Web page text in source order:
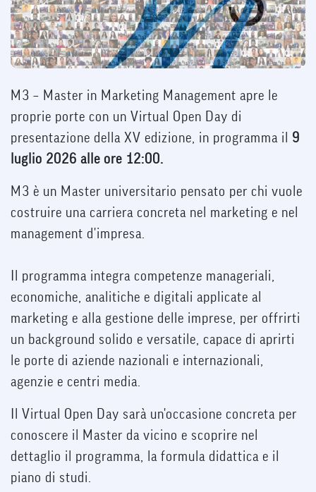
M3 – Master in Marketing Management apre le
proprie porte con un Virtual Open Day di
presentazione della XV edizione, in programma il 9
luglio 2026 alle ore 12:00.
M3 è un Master universitario pensato per chi vuole
costruire una carriera concreta nel marketing e nel
management d'impresa.
Il programma integra competenze manageriali,
economiche, analitiche e digitali applicate al
marketing e alla gestione delle imprese, per offrirti
un background solido e versatile, capace di aprirti
le porte di aziende nazionali e internazionali,
agenzie e centri media.
Il Virtual Open Day sarà un'occasione concreta per
conoscere il Master da vicino e scoprire nel
dettaglio il programma, la formula didattica e il
piano di studi.